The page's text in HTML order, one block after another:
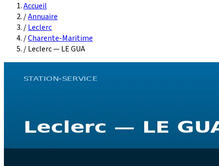
Accueil
/Annuaire
/Leclerc
/Charente-Maritime
/Leclerc — LE GUA